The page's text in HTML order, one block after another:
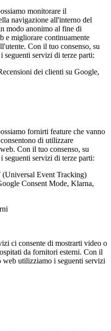
monitorare il
navigazione all'interno del
modo anonimo al fine di
e migliorare continuamente
Con il tuo consenso, su
seguenti servizi di terze parti:
dei clienti su Google,
fornirti feature che vanno
di utilizzare
Con il tuo consenso, su
seguenti servizi di terze parti:
Event Tracking)
Consent Mode, Klarna,
ci consente di mostrarti video o
da fornitori esterni. Con il
web utilizziamo i seguenti servizi